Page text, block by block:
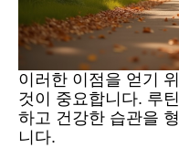
이러한 이점을 얻기
것이 중요합니다. 루
하고 건강한 습관을
니다.